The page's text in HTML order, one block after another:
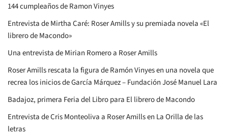
144 cumpleaños de Ramon Vinyes
Entrevista de Mirtha Caré: Roser Amills y su premiada novela «El
librero de Macondo»
Una entrevista de Mirian Romero a Roser Amills
Roser Amills rescata la figura de Ramón Vinyes en una novela que
recrea los inicios de García Márquez – Fundación José Manuel Lara
Badajoz, primera Feria del Libro para El librero de Macondo
Entrevista de Cris Monteoliva a Roser Amills en La Orilla de las
letras